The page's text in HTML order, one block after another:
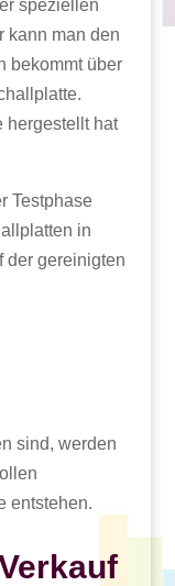
speziellen
kann man den
bekommt über
hergestellt hat
Testphase
in
der gereinigten
sind, werden
entstehen.